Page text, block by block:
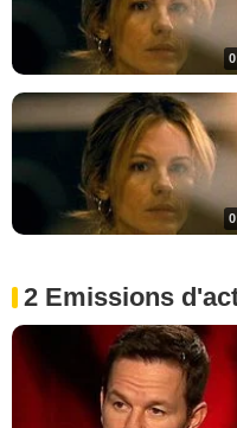
2 Emissions